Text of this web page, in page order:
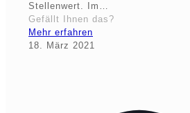
Stellenwert. Im…
Gefällt Ihnen das?
Mehr erfahren
18. März 2021